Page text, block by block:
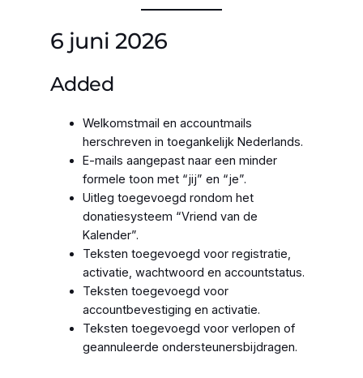
6 juni 2026
Added
Welkomstmail en accountmails
herschreven in toegankelijk Nederlands.
E-mails aangepast naar een minder
formele toon met “jij” en “je”.
Uitleg toegevoegd rondom het
donatiesysteem “Vriend van de
Kalender”.
Teksten toegevoegd voor registratie,
activatie, wachtwoord en accountstatus.
Teksten toegevoegd voor
accountbevestiging en activatie.
Teksten toegevoegd voor verlopen of
geannuleerde ondersteunersbijdragen.